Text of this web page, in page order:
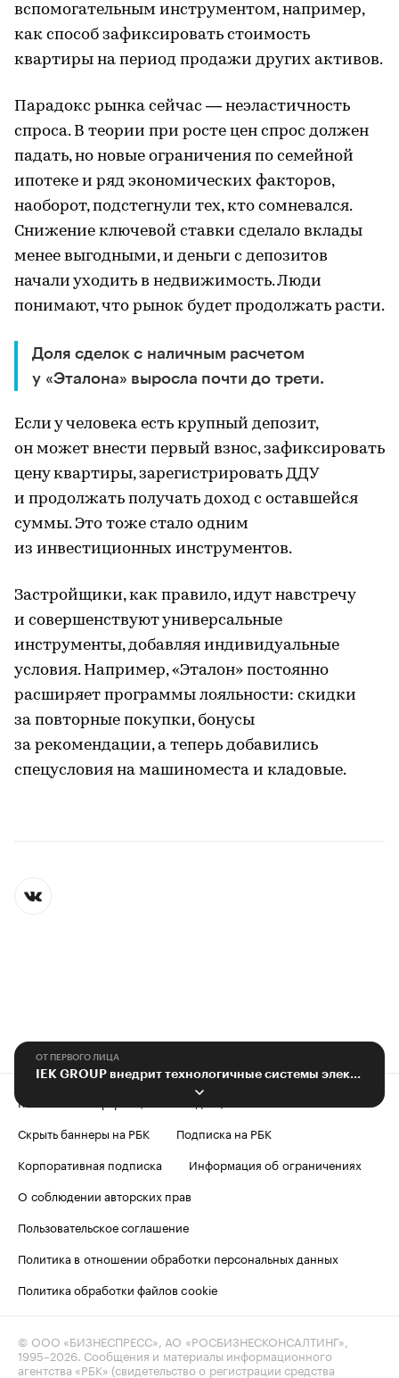
вспомогательным инструментом, например,
как способ зафиксировать стоимость
квартиры на период продажи других активов.
Парадокс рынка сейчас — неэластичность
спроса. В теории при росте цен спрос должен
падать, но новые ограничения по семейной
ипотеке и ряд экономических факторов,
наоборот, подстегнули тех, кто сомневался.
Снижение ключевой ставки сделало вклады
менее выгодными, и деньги с депозитов
начали уходить в недвижимость. Люди
понимают, что рынок будет продолжать расти.
Доля сделок с наличным расчетом
у «Эталона» выросла почти до трети.
Если у человека есть крупный депозит,
он может внести первый взнос, зафиксировать
цену квартиры, зарегистрировать ДДУ
и продолжать получать доход с оставшейся
суммы. Это тоже стало одним
из инвестиционных инструментов.
Застройщики, как правило, идут навстречу
и совершенствуют универсальные
инструменты, добавляя индивидуальные
условия. Например, «Эталон» постоянно
расширяет программы лояльности: скидки
за повторные покупки, бонусы
за рекомендации, а теперь добавились
спецусловия на машиноместа и кладовые.
ОТ ПЕРВОГО ЛИЦА
IEK GROUP внедрит технологичные системы электроснабжения в проекты DOGMA
Контактная информация
Редакция
Скрыть баннеры на РБК
Подписка на РБК
Корпоративная подписка
Информация об ограничениях
О соблюдении авторских прав
Пользовательское соглашение
Политика в отношении обработки персональных данных
Политика обработки файлов cookie
© ООО «БИЗНЕСПРЕСС», АО «РОСБИЗНЕСКОНСАЛТИНГ»,
1995–2026 . Сообщения и материалы информационного
агентства «РБК» (свидетельство о регистрации средства